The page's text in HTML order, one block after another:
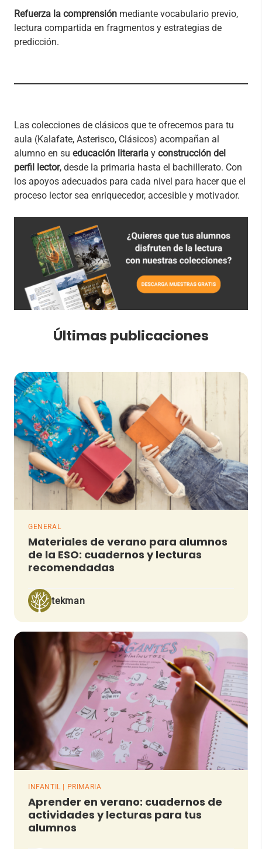
Refuerza la comprensión mediante vocabulario previo,
lectura compartida en fragmentos y estrategias de
predicción.
Las colecciones de clásicos que te ofrecemos para tu
aula (Kalafate, Asterisco, Clásicos) acompañan al
alumno en su educación literaria y construcción del
perfil lector, desde la primaria hasta el bachillerato. Con
los apoyos adecuados para cada nivel para hacer que el
proceso lector sea enriquecedor, accesible y motivador.
Últimas publicaciones
GENERAL
Materiales de verano para alumnos
de la ESO: cuadernos y lecturas
recomendadas
tekman
INFANTIL | PRIMARIA
Aprender en verano: cuadernos de
actividades y lecturas para tus
alumnos